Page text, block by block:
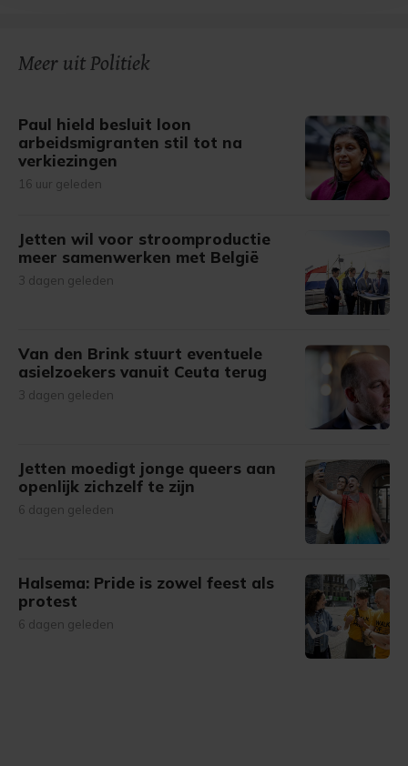
gemaakte keuze altijd wijzigen of intrekken.
Meer uit Politiek
Paul hield besluit loon
arbeidsmigranten stil tot na
verkiezingen
16 uur geleden
Jetten wil voor stroomproductie
meer samenwerken met België
3 dagen geleden
Van den Brink stuurt eventuele
asielzoekers vanuit Ceuta terug
3 dagen geleden
Jetten moedigt jonge queers aan
openlijk zichzelf te zijn
6 dagen geleden
Halsema: Pride is zowel feest als
protest
6 dagen geleden